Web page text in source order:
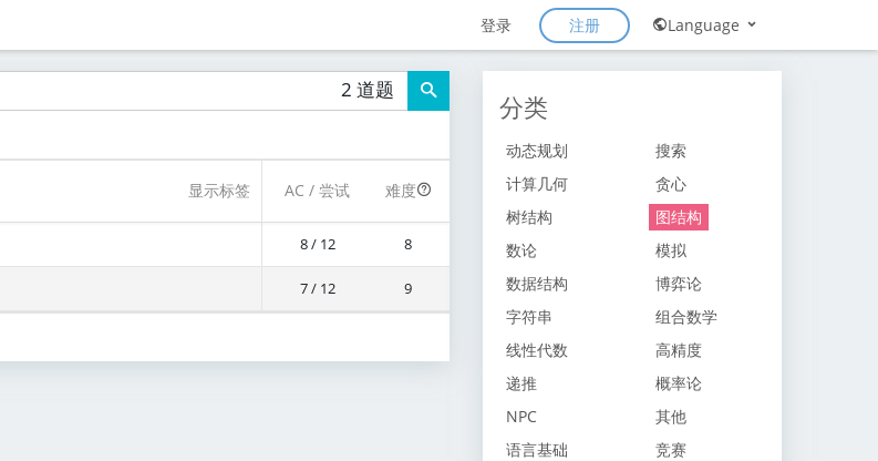
登录 注册 Language
2 道题
显示标签 AC / 尝试 难度
8 / 12 8
7 / 12 9
分类
动态规划
搜索
计算几何
贪心
树结构
图结构
数论
模拟
数据结构
博弈论
字符串
组合数学
线性代数
高精度
递推
概率论
NPC
其他
语言基础
竞赛